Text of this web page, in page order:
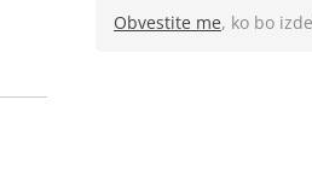
Obvestite me, ko bo